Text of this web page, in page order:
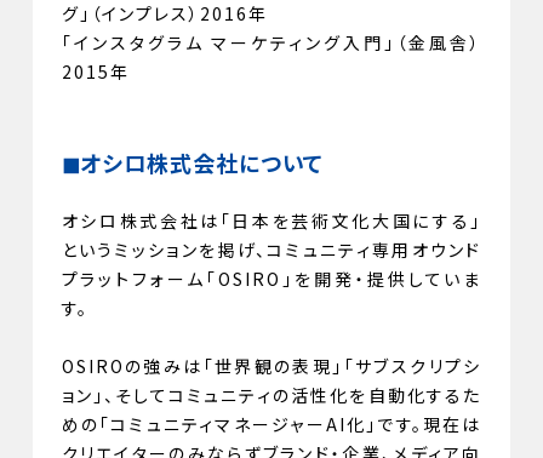
グ」（インプレス）2016年
「インスタグラム マーケティング入門」（金風舎）
2015年
◼︎オシロ株式会社について
オシロ株式会社は「日本を芸術文化大国にする」
というミッションを掲げ、コミュニティ専用オウンド
プラットフォーム「OSIRO」を開発・提供していま
す。
OSIROの強みは「世界観の表現」「サブスクリプシ
ョン」、そしてコミュニティの活性化を自動化するた
めの「コミュニティマネージャーAI化」です。現在は